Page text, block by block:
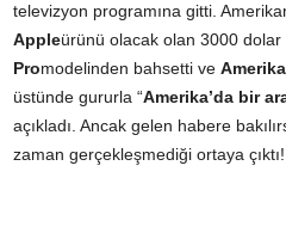
televizyon programına gitti.
Appleürünü olacak olan 3000
Promodelinden bahsetti ve Amerika
üstünde gururla “Amerika’da bir
açıkladı. Ancak gelen habere
zaman gerçekleşmediği ortaya çıktı!